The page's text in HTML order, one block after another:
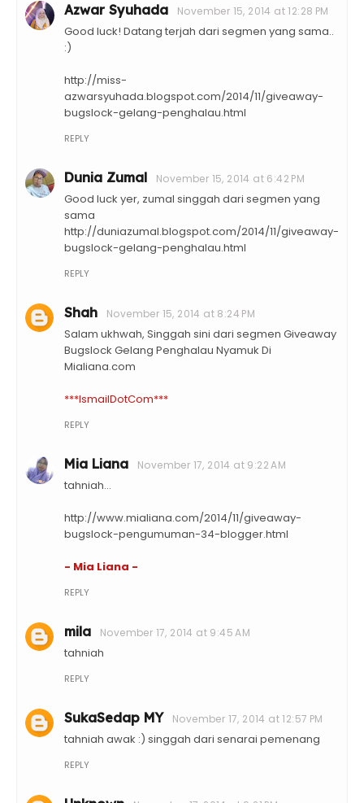
Azwar Syuhada November 15, 2014 at 12:28 PM
Good luck! Datang terjah dari segmen yang sama..
:)
http://miss-
azwarsyuhada.blogspot.com/2014/11/giveaway-
bugslock-gelang-penghalau.html
REPLY
Dunia Zumal November 15, 2014 at 6:42 PM
Good luck yer, zumal singgah dari segmen yang
sama
http://duniazumal.blogspot.com/2014/11/giveaway-
bugslock-gelang-penghalau.html
REPLY
Shah November 15, 2014 at 8:24 PM
Salam ukhwah, Singgah sini dari segmen Giveaway
Bugslock Gelang Penghalau Nyamuk Di
Mialiana.com
***IsmailDotCom***
REPLY
Mia Liana November 17, 2014 at 9:22 AM
tahniah...
http://www.mialiana.com/2014/11/giveaway-
bugslock-pengumuman-34-blogger.html
- Mia Liana -
REPLY
mila November 17, 2014 at 9:45 AM
tahniah
REPLY
SukaSedap MY November 17, 2014 at 12:57 PM
tahniah awak :) singgah dari senarai pemenang
REPLY